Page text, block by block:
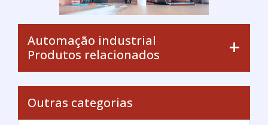
Automação industrial
Produtos relacionados
Outras categorias